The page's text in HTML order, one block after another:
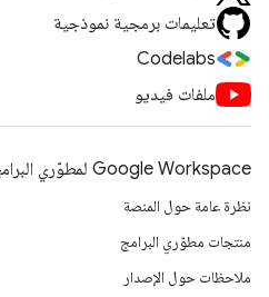
تعليمات برمجية نموذجية
Codelabs
ملفات فيديو
Google Workspace لمطوّري البرامج
نظرة عامة حول المنصة
منتجات مطوّري البرامج
ملاحظات حول الإصدار